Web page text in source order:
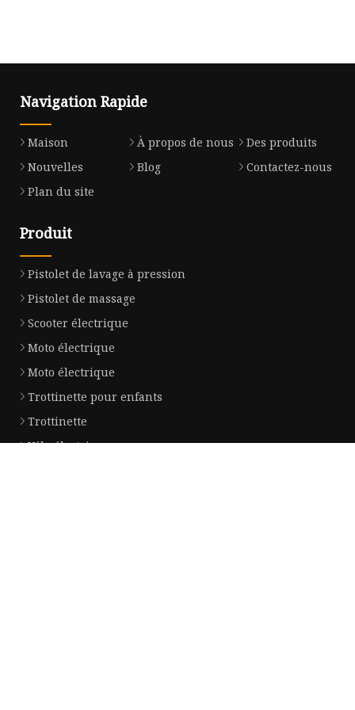
Navigation Rapide
Maison À propos de nous
Des produits
Nouvelles
Blog
Contactez-nous
Plan du site
Produit
Pistolet de lavage à pression
Pistolet de massage
Scooter électrique
Moto électrique
Moto électrique
Trottinette pour enfants
Trottinette
Vélo électrique